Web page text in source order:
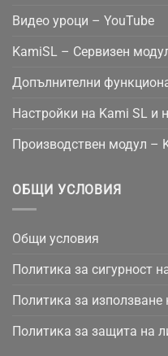
Видео уроци – YouTube
KamiSL – Сервизен
Допълнителни
Настройки на Kami SL и
Производствен модул –
ОБЩИ УСЛОВИЯ
Общи условия
Политика за сигурност
Политика за използване
Политика за защита на